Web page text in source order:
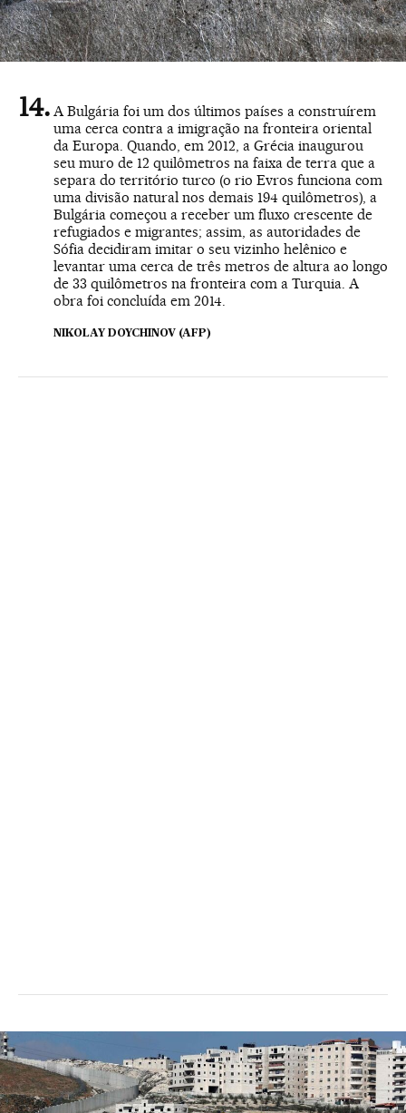
A Bulgária foi um dos últimos países a construírem
uma cerca contra a imigração na fronteira oriental
da Europa. Quando, em 2012, a Grécia inaugurou
seu muro de 12 quilômetros na faixa de terra que a
separa do território turco (o rio Evros funciona com
uma divisão natural nos demais 194 quilômetros), a
Bulgária começou a receber um fluxo crescente de
refugiados e migrantes; assim, as autoridades de
Sófia decidiram imitar o seu vizinho helênico e
levantar uma cerca de três metros de altura ao longo
de 33 quilômetros na fronteira com a Turquia. A
obra foi concluída em 2014.
NIKOLAY DOYCHINOV (AFP)